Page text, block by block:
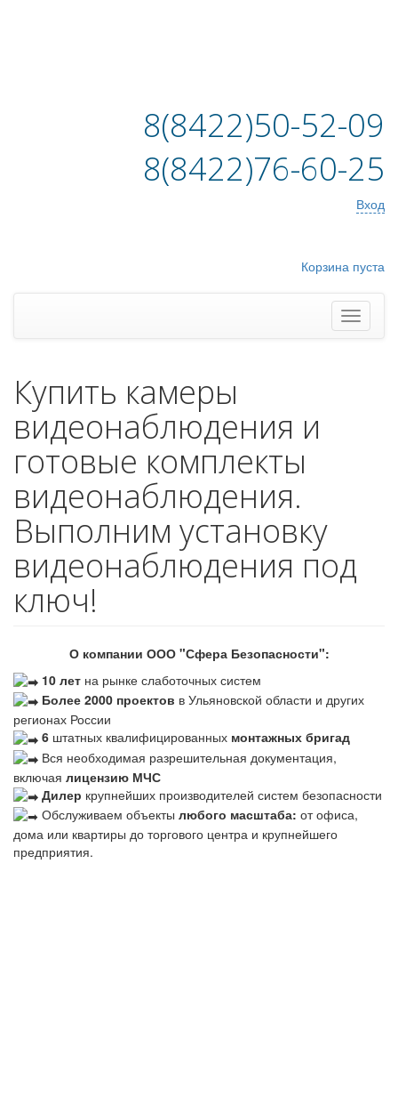
8(8422)50-52-09
8(8422)76-60-25
Вход
Корзина пуста
Купить камеры
видеонаблюдения и
готовые комплекты
видеонаблюдения.
Выполним установку
видеонаблюдения под
ключ!
О компании ООО "Сфера Безопасности":
10 лет на рынке слаботочных систем
Более 2000 проектов в Ульяновской области и других
регионах России
6 штатных квалифицированных монтажных бригад
Вся необходимая разрешительная документация,
включая лицензию МЧС
Дилер крупнейших производителей систем безопасности
Обслуживаем объекты любого масштаба: от офиса,
дома или квартиры до торгового центра и крупнейшего
предприятия.